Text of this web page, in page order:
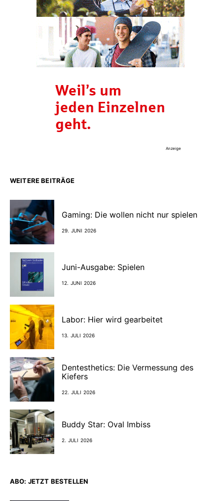
Anzeige
WEITERE BEITRÄGE
Gaming: Die wollen nicht nur spielen
29. JUNI 2026
Juni-Ausgabe: Spielen
12. JUNI 2026
Labor: Hier wird gearbeitet
13. JULI 2026
Dentesthetics: Die Vermessung des
Kiefers
22. JULI 2026
Buddy Star: Oval Imbiss
2. JULI 2026
ABO: JETZT BESTELLEN